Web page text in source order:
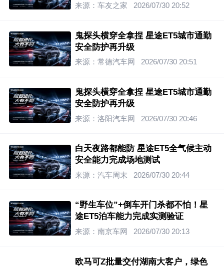
来源：车友之家 2026/07/30 20:52
鬼探头横穿全拿捏 星途ET5城市通勤
安全防护再升级
来源：常德汽车网 2026/07/30 20:51
鬼探头横穿全拿捏 星途ET5城市通勤
安全防护再升级
来源：洛阳汽车网 2026/07/30 20:46
白天夜路都能防 星途ET5全气候主动
安全能力完成场地测试
来源：汽车周末 2026/07/30 20:44
“野生车位”+倒车开门杀都不怕！星
途ET5泊车能力完成实测验证
来源：南京车网 2026/07/30 20:13
欧马可Z批量交付湖南大客户，绿色